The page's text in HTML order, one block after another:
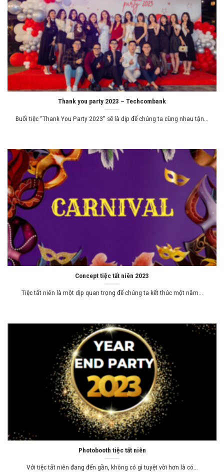
Thank you party 2023 – Techcombank
Buổi tiệc “Thank You Party 2023” sẽ là dịp để chúng ta cùng nhau tận...
Concept tiệc tất niên 2023
Tiệc tất niên là một dịp quan trọng để chúng ta kết thúc một năm...
Photobooth tiệc tất niên
Với tiệc tất niên đang đến gần, không có gì tuyệt vời hơn là có...